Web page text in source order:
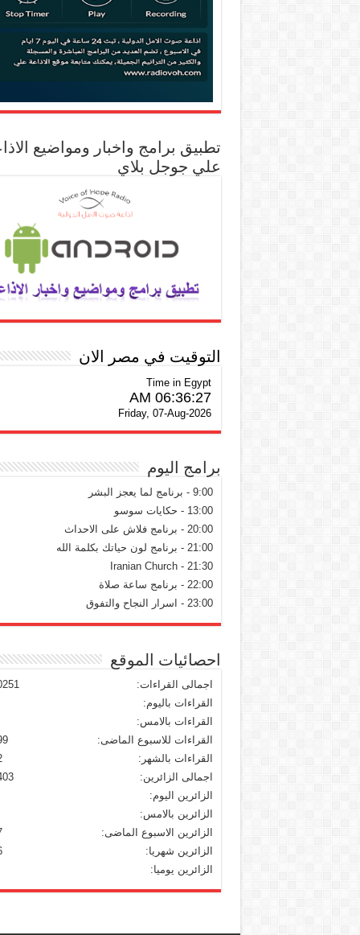
تطبيق برامج واخبار ومواضيع
علي جوجل بلاي
التوقيت في مصر الان
Time in Egypt
06:36:27 AM
Friday, 07-Aug-2026
برامج اليوم
9:00 - برنامج لما يعجز البشر
13:00 - حكايات سوسو
20:00 - برنامج فلاش على الاحداث
21:00 - برنامج لون حياتك بكلمة الله
21:30 - Iranian Church
22:00 - برنامج ساعة صلاة
23:00 - اسرار النجاح والتفوق
احصائيات الموقع
اجمالى القراءات:
القراءات باليوم:
القراءات بالامس:
القراءات للاسبوع الماضى:
القراءات بالشهر:
اجمالى الزائرين:
الزائرين اليوم:
الزائرين بالامس:
الزائرين الاسبوع الماضى:
الزائرين شهريا:
الزائرين يوميا: